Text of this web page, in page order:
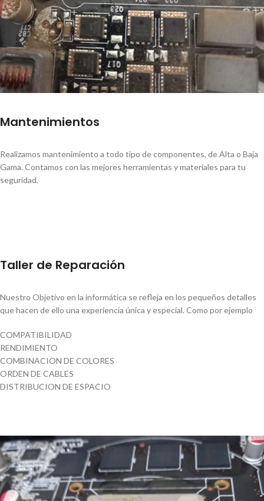
Mantenimientos
Realizamos mantenimiento a todo tipo de componentes, de Alta o Baja
Gama. Contamos con las mejores herramientas y materiales para tu
seguridad.
Taller de Reparación
Nuestro Objetivo en la informática se refleja en los pequeños detalles
que hacen de ello una experiencia única y especial. Como por ejemplo
COMPATIBILIDAD
RENDIMIENTO
COMBINACION DE COLORES
ORDEN DE CABLES
DISTRIBUCION DE ESPACIO
1
2
3
4
Previous